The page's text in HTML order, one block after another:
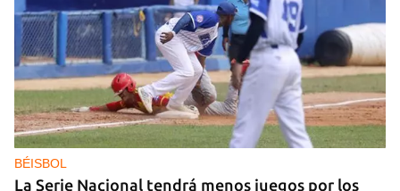
DEPORTACIONES EE UU
El ICE envía a la fuerza a migrantes, entre ellos
cuatro cubanos, a la República Centroafricana
BÉISBOL
La Serie Nacional tendrá menos juegos por los